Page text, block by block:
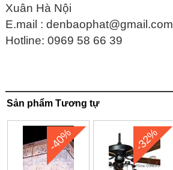
Xuân Hà Nội
E.mail : denbaophat@gmail.com
Hotline: 0969 58 66 39
Sản phẩm Tương tự
-40% -32%